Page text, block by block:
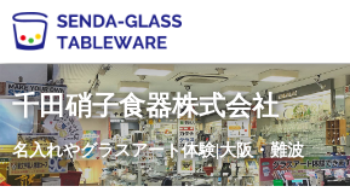
千田硝子食器株式会社
名入れやグラスアート体験|大阪・難波